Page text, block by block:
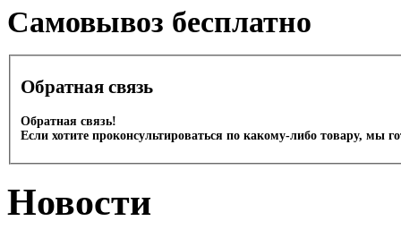
Cамовывоз бесплатно
Обратная связь
Обратная связь!
Если хотите проконсультироваться по какому-либо товару, мы
Новости